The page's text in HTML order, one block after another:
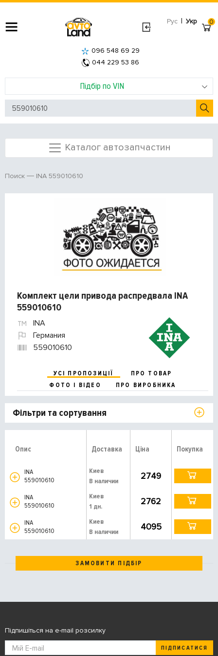
Рус | Укр
Підбір по VIN
096 548 69 29
044 229 53 86
0
Каталог автозапчастин
Поиск INA 559010610
Комплект цели привода распредвала INA
559010610
INA
Германия
559010610
УСІ ПРОПОЗИЦІЇ
ПРО ТОВАР
ФОТО І ВІДЕО
ПРО ВИРОБНИКА
Фільтри та сортування
Опис Доставка Ціна Покупка
INA
559010610
Киев
В наличии
2749
INA
559010610
Киев
1 дн.
2762
INA
559010610
Киев
В наличии
4095
ЗАМОВИТИ ПІДБІР
Підпишіться на e-mail розсилку
ПІДПИСАТИСЯ